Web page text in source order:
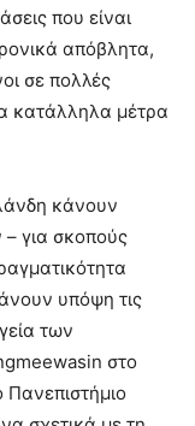
που είναι
απόβλητα,
σε πολλές
κατάλληλα μέτρα
κάνουν
για σκοπούς
υπόψη τις
των
στο